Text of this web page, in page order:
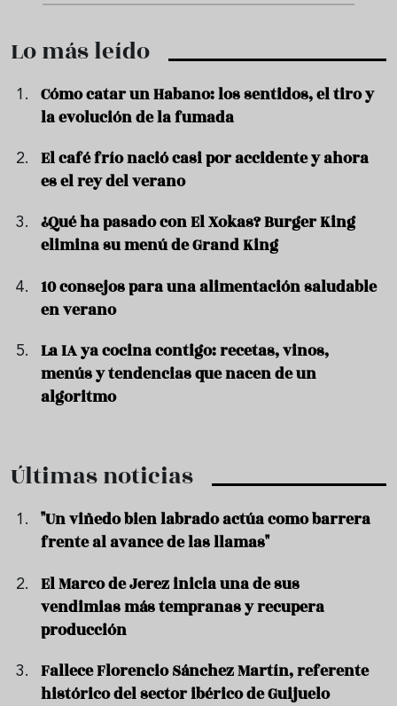
Lo más leído
Cómo catar un Habano: los sentidos, el tiro y
la evolución de la fumada
El café frío nació casi por accidente y ahora
es el rey del verano
¿Qué ha pasado con El Xokas? Burger King
elimina su menú de Grand King
10 consejos para una alimentación saludable
en verano
La IA ya cocina contigo: recetas, vinos,
menús y tendencias que nacen de un
algoritmo
Últimas noticias
"Un viñedo bien labrado actúa como barrera
frente al avance de las llamas"
El Marco de Jerez inicia una de sus
vendimias más tempranas y recupera
producción
Fallece Florencio Sánchez Martín, referente
histórico del sector ibérico de Guijuelo